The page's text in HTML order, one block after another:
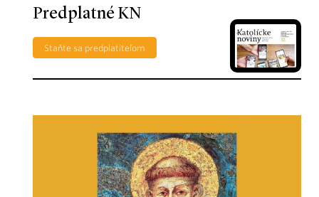
Predplatné KN
Staňte sa predplatiteľom